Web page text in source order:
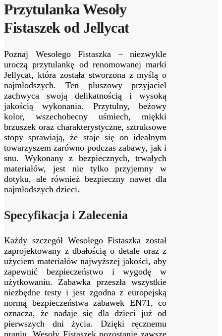
Przytulanka Wesoły
Fistaszek od Jellycat
Poznaj Wesołego Fistaszka – niezwykle
uroczą przytulankę od renomowanej marki
Jellycat, która została stworzona z myślą o
najmłodszych. Ten pluszowy przyjaciel
zachwyca swoją delikatnością i wysoką
jakością wykonania. Przytulny, beżowy
kolor, wszechobecny uśmiech, miękki
brzuszek oraz charakterystyczne, sztruksowe
stopy sprawiają, że staje się on idealnym
towarzyszem zarówno podczas zabawy, jak i
snu. Wykonany z bezpiecznych, trwałych
materiałów, jest nie tylko przyjemny w
dotyku, ale również bezpieczny nawet dla
najmłodszych dzieci.
Specyfikacja i Zalecenia
Każdy szczegół Wesołego Fistaszka został
zaprojektowany z dbałością o detale oraz z
użyciem materiałów najwyższej jakości, aby
zapewnić bezpieczeństwo i wygodę w
użytkowaniu. Zabawka przeszła wszystkie
niezbędne testy i jest zgodna z europejską
normą bezpieczeństwa zabawek EN71, co
oznacza, że nadaje się dla dzieci już od
pierwszych dni życia. Dzięki ręcznemu
praniu, Wesoły Fistaszek pozostanie zawsze